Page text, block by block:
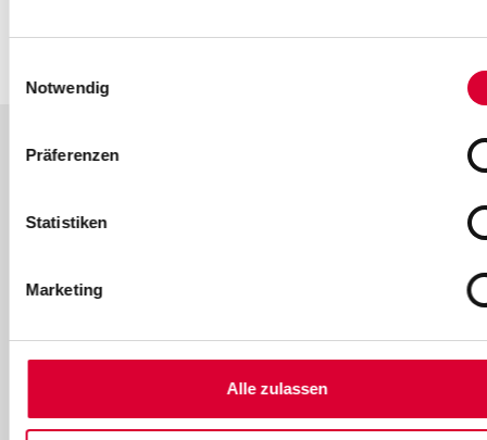
Notwendig
Präferenzen
Statistiken
Marketing
Alle zulassen
Übersicht Strom